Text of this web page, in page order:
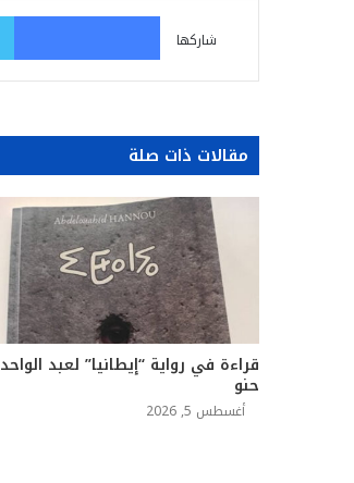
شاركها
فيسبوك
مقالات ذات صلة
قراءة في رواية “إيطانيا” لعبد الواحد
حنو
أغسطس 5, 2026